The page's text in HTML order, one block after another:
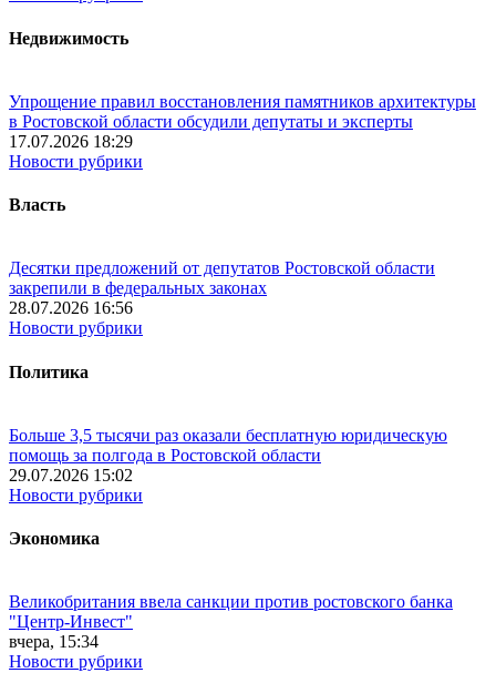
Недвижимость
Упрощение правил восстановления памятников архитектуры
в Ростовской области обсудили депутаты и эксперты
17.07.2026 18:29
Новости рубрики
Власть
Десятки предложений от депутатов Ростовской области
закрепили в федеральных законах
28.07.2026 16:56
Новости рубрики
Политика
Больше 3,5 тысячи раз оказали бесплатную юридическую
помощь за полгода в Ростовской области
29.07.2026 15:02
Новости рубрики
Экономика
Великобритания ввела санкции против ростовского банка
"Центр-Инвест"
вчера, 15:34
Новости рубрики